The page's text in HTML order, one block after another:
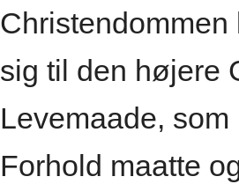
sig til den højere
Levemaade,
Forhold maatte